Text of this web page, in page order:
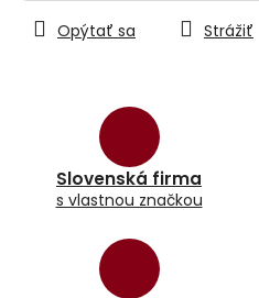
Slovenská firma
s vlastnou značkou
Opýtať sa Strážiť